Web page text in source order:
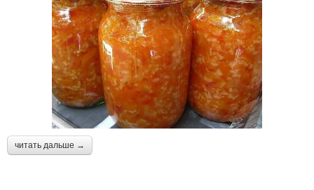
читать дальше →